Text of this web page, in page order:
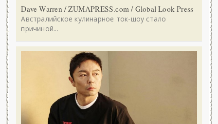
Dave Warren / ZUMAPRESS.com / Global Look Press
Австралийское кулинарное ток-шоу стало
причиной...